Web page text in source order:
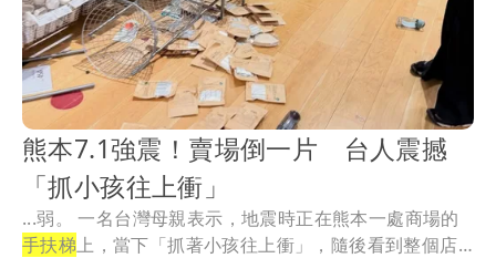
熊本7.1強震！賣場倒一片 台人震撼
「抓小孩往上衝」
...弱。 一名台灣母親表示，地震時正在熊本一處商場的
手扶梯上，當下「抓著小孩往上衝」，隨後看到整個店